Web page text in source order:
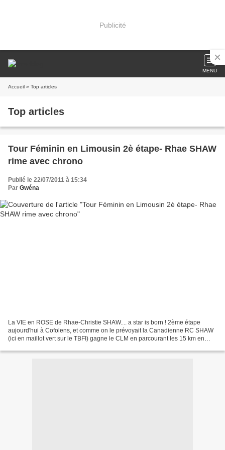
Publicité
MENU
Accueil » Top articles
Top articles
Tour Féminin en Limousin 2è étape- Rhae SHAW
rime avec chrono
Publié le 22/07/2011 à 15:34
Par Gwéna
La VIE en ROSE de Rhae-Christie SHAW.... a star is born ! 2ème étape
aujourd'hui à Cofolens, et comme on le prévoyait la Canadienne RC SHAW
(ici en maillot vert sur le TBFI) gagne le CLM en parcourant les 15 km en